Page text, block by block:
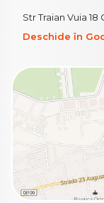
Str Traian Vuia
Deschide în